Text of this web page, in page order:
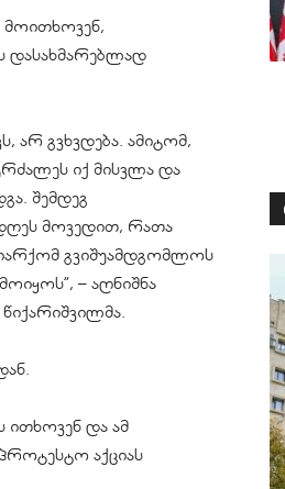
მოითხოვენ,
დასახმარებლად
არ გვხვდება. ამიტომ,
იქ მისვლა და
შემდეგ
მოვედით, რათა
გვიშუამდგომლოს
– აღნიშნა
ითხოვენ და ამ
აქციას